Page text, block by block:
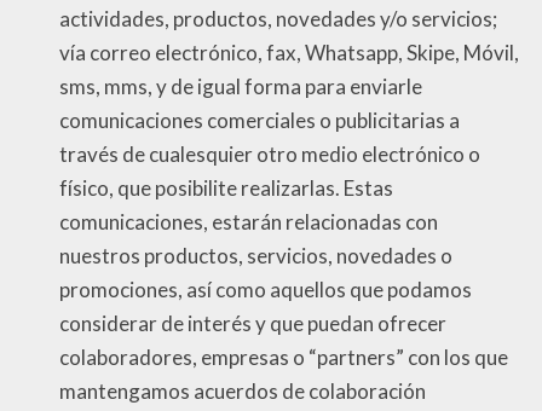
actividades, productos, novedades y/o servicios;
vía correo electrónico, fax, Whatsapp, Skipe, Móvil,
sms, mms, y de igual forma para enviarle
comunicaciones comerciales o publicitarias a
través de cualesquier otro medio electrónico o
físico, que posibilite realizarlas. Estas
comunicaciones, estarán relacionadas con
nuestros productos, servicios, novedades o
promociones, así como aquellos que podamos
considerar de interés y que puedan ofrecer
colaboradores, empresas o “partners” con los que
mantengamos acuerdos de colaboración